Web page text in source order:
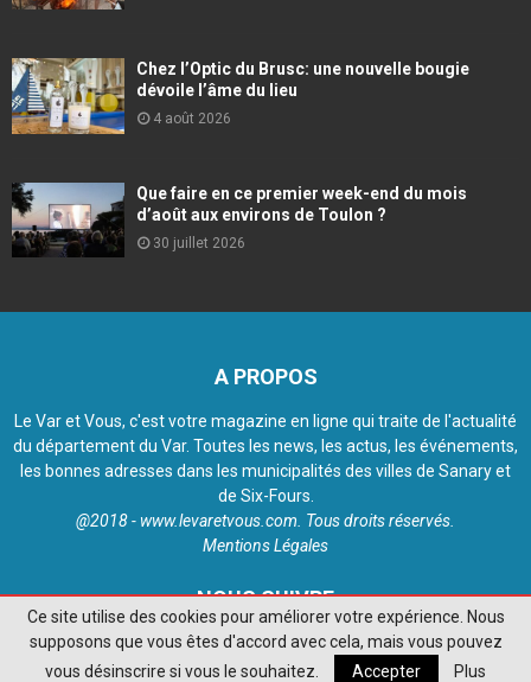
Chez l’Optic du Brusc: une nouvelle bougie
dévoile l’âme du lieu
4 août 2026
Que faire en ce premier week-end du mois
d’août aux environs de Toulon ?
30 juillet 2026
A PROPOS
Le Var et Vous, c'est votre magazine en ligne qui traite de l'actualité
du département du Var. Toutes les news, les actus, les événements,
les bonnes adresses dans les municipalités des villes de Sanary et
de Six-Fours.
@2018 - www.levaretvous.com. Tous droits réservés.
Mentions Légales
NOUS SUIVRE
Ce site utilise des cookies pour améliorer votre expérience. Nous
supposons que vous êtes d'accord avec cela, mais vous pouvez
vous désinscrire si vous le souhaitez.
Accepter Plus